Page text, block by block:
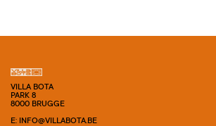
VILLA BOTA
PARK 8
8000 BRUGGE
E: INFO@VILLABOTA.BE